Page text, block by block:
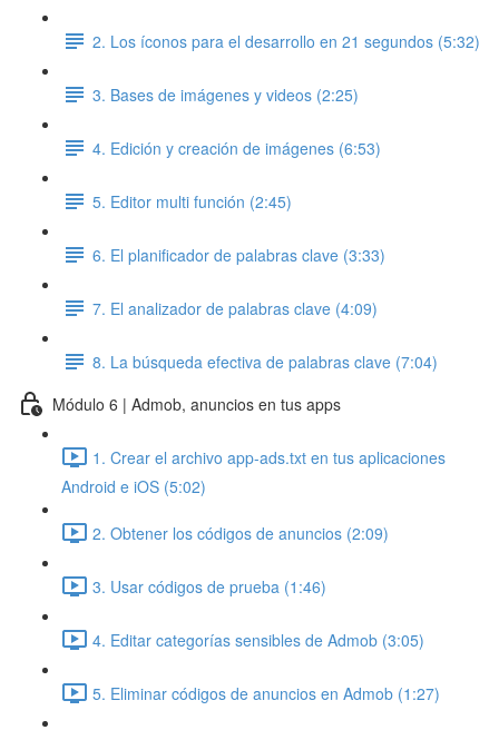
2. Los íconos para el desarrollo en 21 segundos (5:32)
3. Bases de imágenes y videos (2:25)
4. Edición y creación de imágenes (6:53)
5. Editor multi función (2:45)
6. El planificador de palabras clave (3:33)
7. El analizador de palabras clave (4:09)
8. La búsqueda efectiva de palabras clave (7:04)
Módulo 6 | Admob, anuncios en tus apps
1. Crear el archivo app-ads.txt en tus aplicaciones
Android e iOS (5:02)
2. Obtener los códigos de anuncios (2:09)
3. Usar códigos de prueba (1:46)
4. Editar categorías sensibles de Admob (3:05)
5. Eliminar códigos de anuncios en Admob (1:27)